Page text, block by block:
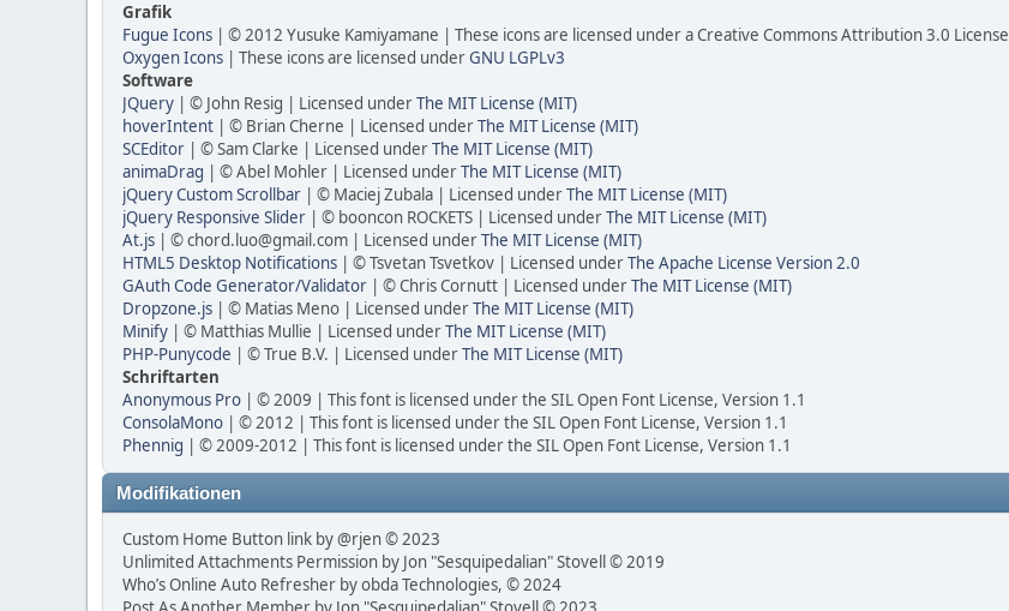
Grafik
Fugue Icons | © 2012 Yusuke Kamiyamane | These icons are licensed under a Creative Commons Attribution 3.0 License
Oxygen Icons | These icons are licensed underGNU LGPLv3
Software
JQuery | © John Resig | Licensed underThe MIT License (MIT)
hoverIntent | © Brian Cherne | Licensed underThe MIT License (MIT)
SCEditor | © Sam Clarke | Licensed underThe MIT License (MIT)
animaDrag | © Abel Mohler | Licensed underThe MIT License (MIT)
jQuery Custom Scrollbar | © Maciej Zubala | Licensed underThe MIT License (MIT)
jQuery Responsive Slider | © booncon ROCKETS | Licensed underThe MIT License (MIT)
At.js | © chord.luo@gmail.com | Licensed underThe MIT License (MIT)
HTML5 Desktop Notifications | © Tsvetan Tsvetkov | Licensed underThe Apache License Version 2.0
GAuth Code Generator/Validator | © Chris Cornutt | Licensed underThe MIT License (MIT)
Dropzone.js | © Matias Meno | Licensed underThe MIT License (MIT)
Minify | © Matthias Mullie | Licensed underThe MIT License (MIT)
PHP-Punycode | © True B.V. | Licensed underThe MIT License (MIT)
Schriftarten
Anonymous Pro | © 2009 | This font is licensed under the SIL Open Font License, Version 1.1
ConsolaMono | © 2012 | This font is licensed under the SIL Open Font License, Version 1.1
Phennig | © 2009-2012 | This font is licensed under the SIL Open Font License, Version 1.1
Modifikationen
Custom Home Button link by @rjen © 2023
Unlimited Attachments Permission by Jon "Sesquipedalian" Stovell © 2019
Who’s Online Auto Refresher by obda Technologies, © 2024